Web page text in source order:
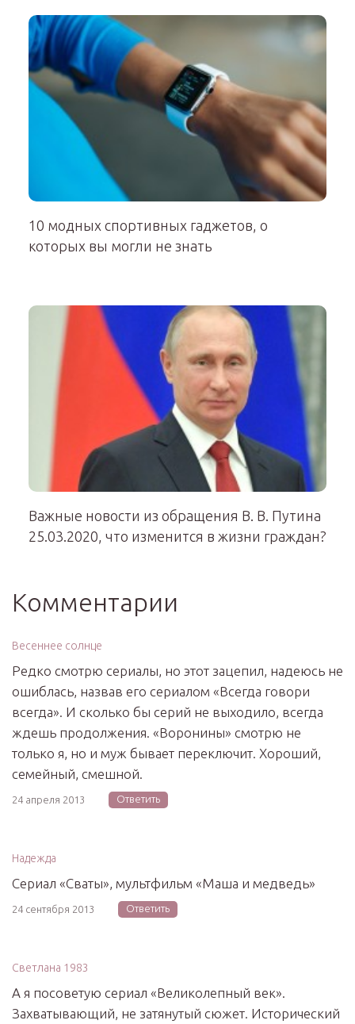
10 модных спортивных гаджетов, о
которых вы могли не знать
Важные новости из обращения В. В. Путина
25.03.2020, что изменится в жизни граждан?
Комментарии
Весеннее солнце
Редко смотрю сериалы, но этот зацепил, надеюсь не
ошиблась, назвав его сериалом «Всегда говори
всегда». И сколько бы серий не выходило, всегда
ждешь продолжения. «Воронины» смотрю не
только я, но и муж бывает переключит. Хороший,
семейный, смешной.
24 апреля 2013 Ответить
Надежда
Сериал «Сваты», мультфильм «Маша и медведь»
24 сентября 2013 Ответить
Светлана 1983
А я посоветую сериал «Великолепный век».
Захватывающий, не затянутый сюжет. Исторический